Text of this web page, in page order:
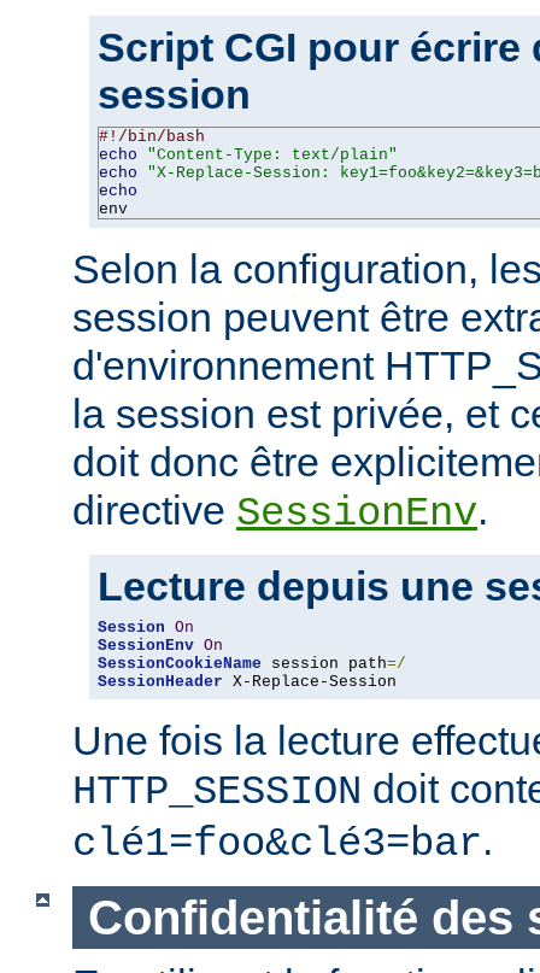
Script CGI pour écrire
session
#!/bin/bash
echo
"Content-Type: text/plain"
echo
"X-Replace-Session:
echo
env
Selon la configuration,
session peuvent être
d'environnement
la session est privée, et
doit donc être
directive SessionEnv.
Lecture depuis une
Session On
SessionEnv On
SessionCookieName session path=/
SessionHeader X-Replace-Session
Une fois la lecture
HTTP_SESSION doit
clé1=foo&clé3=bar.
Confidentialité des